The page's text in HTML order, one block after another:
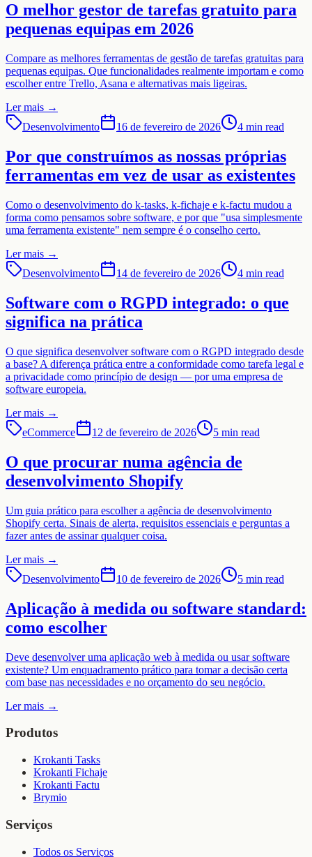
O melhor gestor de tarefas gratuito para
pequenas equipas em 2026
Compare as melhores ferramentas de gestão de tarefas gratuitas para
pequenas equipas. Que funcionalidades realmente importam e como
escolher entre Trello, Asana e alternativas mais ligeiras.
Ler mais →
Desenvolvimento
16 de fevereiro de 2026 4 min read
Por que construímos as nossas próprias
ferramentas em vez de usar as existentes
Como o desenvolvimento do k-tasks, k-fichaje e k-factu mudou a
forma como pensamos sobre software, e por que "usa simplesmente
uma ferramenta existente" nem sempre é o conselho certo.
Ler mais →
Desenvolvimento
14 de fevereiro de 2026 4 min read
Software com o RGPD integrado: o que
significa na prática
O que significa desenvolver software com o RGPD integrado desde
a base? A diferença prática entre a conformidade como tarefa legal e
a privacidade como princípio de design — por uma empresa de
software europeia.
Ler mais →
eCommerce
12 de fevereiro de 2026 5 min read
O que procurar numa agência de
desenvolvimento Shopify
Um guia prático para escolher a agência de desenvolvimento
Shopify certa. Sinais de alerta, requisitos essenciais e perguntas a
fazer antes de assinar qualquer coisa.
Ler mais →
Desenvolvimento
10 de fevereiro de 2026 5 min read
Aplicação à medida ou software standard:
como escolher
Deve desenvolver uma aplicação web à medida ou usar software
existente? Um enquadramento prático para tomar a decisão certa
com base nas necessidades e no orçamento do seu negócio.
Ler mais →
Produtos
Krokanti Tasks
Krokanti Fichaje
Krokanti Factu
Brymio
Serviços
Todos os Serviços